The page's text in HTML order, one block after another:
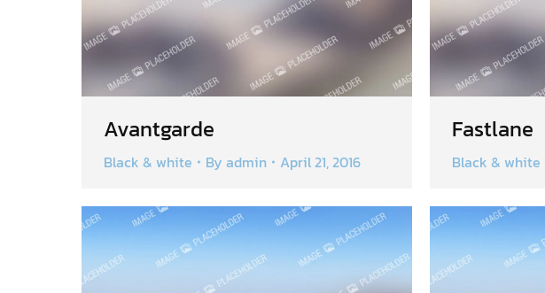
Avantgarde
Black & white By admin April 21, 2016
Fastlane
Black & white